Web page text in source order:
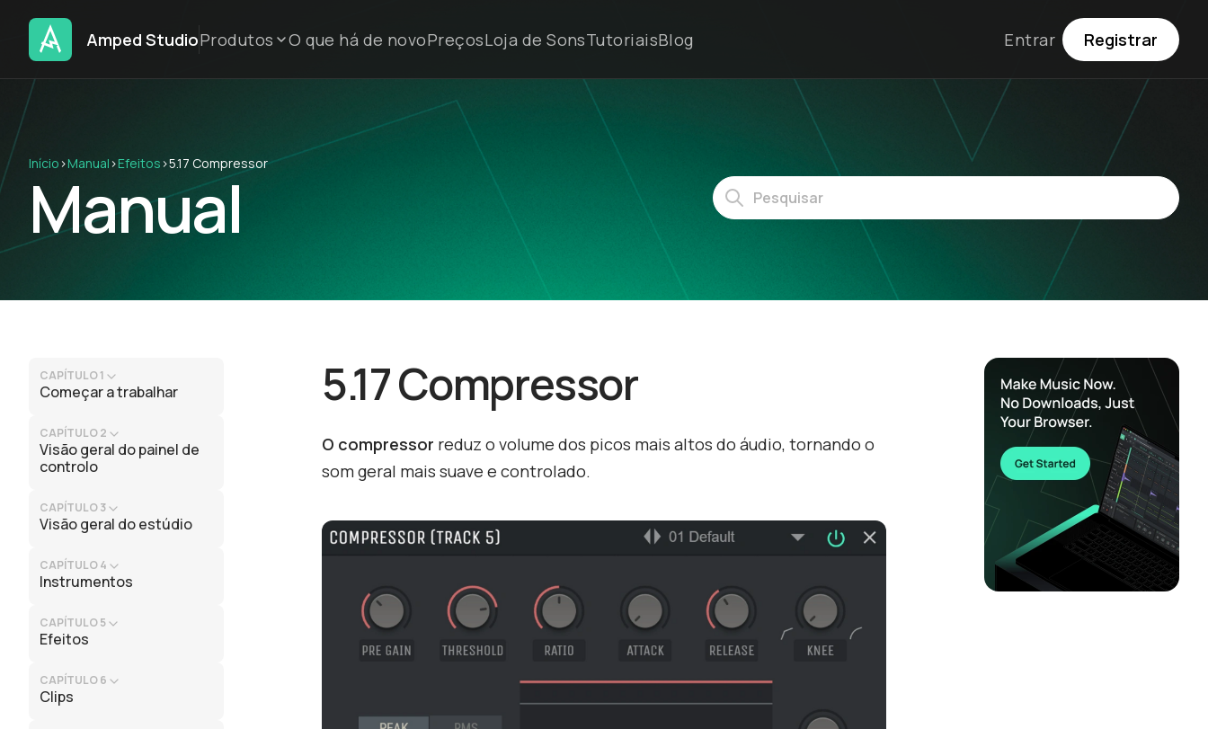
Amped StudioProdutos O que há de novoPreçosLoja de SonsTutoriaisBlog Entrar Registrar
Início ›Manual ›Efeitos ›5.17 Compressor
Manual
CAPÍTULO 1
Começar a trabalhar
CAPÍTULO 2
Visão geral do painel de
controlo
CAPÍTULO 3
Visão geral do estúdio
CAPÍTULO 4
Instrumentos
CAPÍTULO 5
Efeitos
CAPÍTULO 6
Clips
5.17 Compressor
O compressor reduz o volume dos picos mais altos do áudio, tornando o
som geral mais suave e controlado.